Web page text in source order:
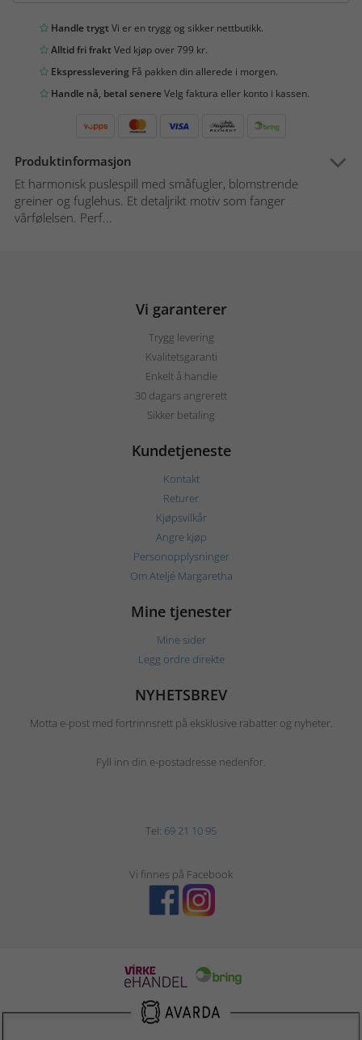
Handle trygtVi er en trygg og sikker nettbutikk.
Alltid fri fraktVed kjøp over 799 kr.
Ekspresslevering Få pakken din allerede i morgen.
Handle nå, betal senereVelg faktura eller konto i kassen.
Produktinformasjon
Et harmonisk puslespill med småfugler, blomstrende
greiner og fuglehus. Et detaljrikt motiv som fanger
vårfølelsen. Perf...
Vi garanterer
Trygg levering
Kvalitetsgaranti
Enkelt å handle
30 dagars angrerett
Sikker betaling
Kundetjeneste
Kontakt
Returer
Kjøpsvilkår
Angre kjøp
Personopplysninger
Om Ateljé Margaretha
Mine tjenester
Mine sider
Legg ordre direkte
NYHETSBREV
Motta e-post med fortrinnsrett på eksklusive rabatter og nyheter.
Fyll inn din e-postadresse nedenfor.
Tel: 69 21 10 95
Vi finnes på Facebook